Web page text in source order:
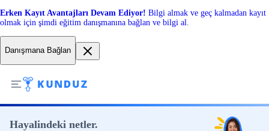
Erken Kayıt Avantajları Devam Ediyor! Bilgi almak ve geç kalmadan kayıt
olmak için şimdi eğitim danışmanına bağlan ve bilgi al.
Danışmana Bağlan
Hayalindeki netler.